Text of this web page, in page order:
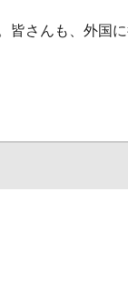
皆さんも、外国